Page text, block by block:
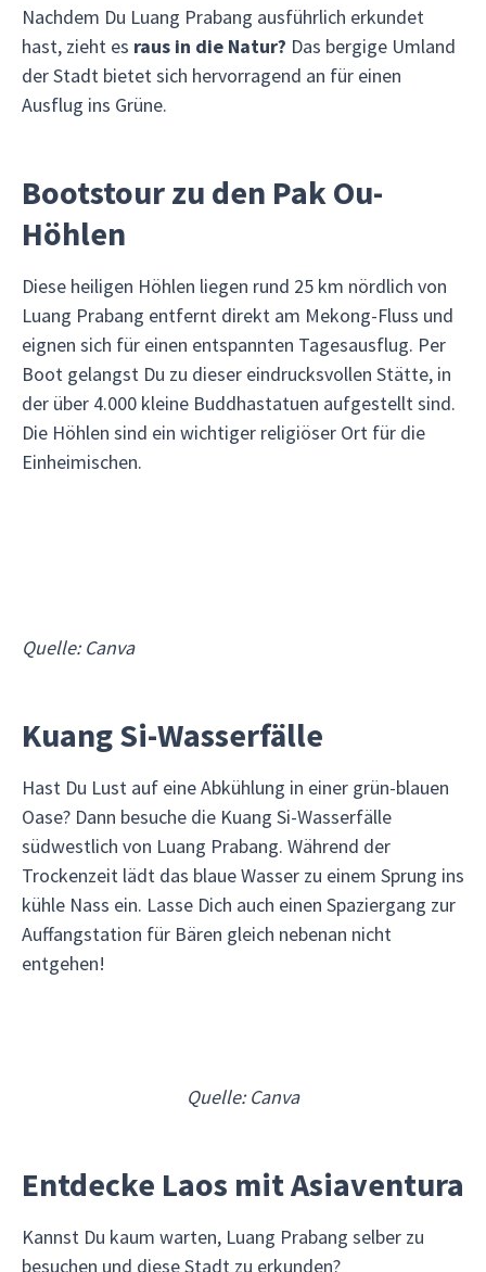
Nachdem Du Luang Prabang ausführlich erkundet
hast, zieht es raus in die Natur? Das bergige Umland
der Stadt bietet sich hervorragend an für einen
Ausflug ins Grüne.
Bootstour zu den Pak Ou-
Höhlen
Diese heiligen Höhlen liegen rund 25 km nördlich von
Luang Prabang entfernt direkt am Mekong-Fluss und
eignen sich für einen entspannten Tagesausflug. Per
Boot gelangst Du zu dieser eindrucksvollen Stätte, in
der über 4.000 kleine Buddhastatuen aufgestellt sind.
Die Höhlen sind ein wichtiger religiöser Ort für die
Einheimischen.
Quelle: Canva
Kuang Si-Wasserfälle
Hast Du Lust auf eine Abkühlung in einer grün-blauen
Oase? Dann besuche die Kuang Si-Wasserfälle
südwestlich von Luang Prabang. Während der
Trockenzeit lädt das blaue Wasser zu einem Sprung ins
kühle Nass ein. Lasse Dich auch einen Spaziergang zur
Auffangstation für Bären gleich nebenan nicht
entgehen!
Quelle: Canva
Entdecke Laos mit Asiaventura
Kannst Du kaum warten, Luang Prabang selber zu
besuchen und diese Stadt zu erkunden?